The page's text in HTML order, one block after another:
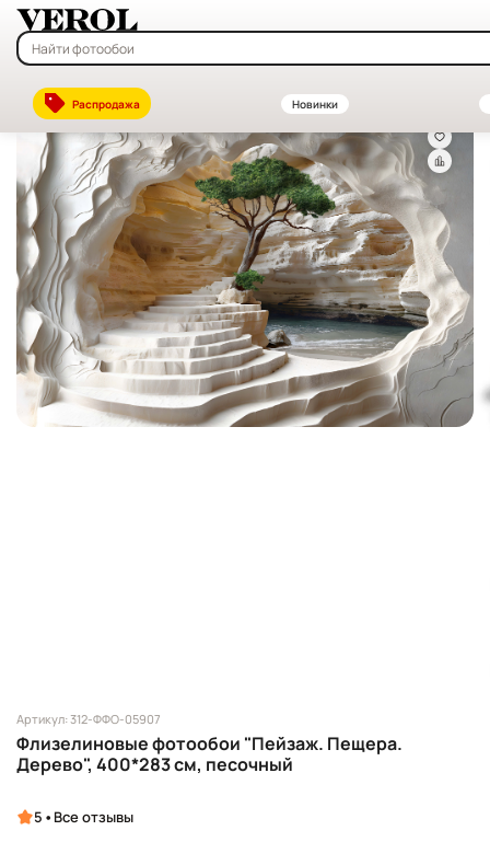
Распродажа Новинки
Главная—Каталог
Артикул: 312-ФФО-05907
Флизелиновые фотообои "Пейзаж. Пещера.
Дерево", 400*283 см, песочный
5 • Все отзывы